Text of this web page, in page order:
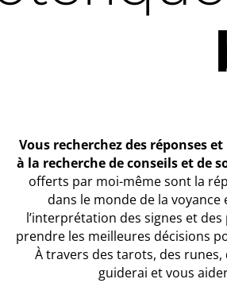
Vous recherchez des réponses
à la recherche de conseils et de
offerts par moi-même sont la
dans le monde de la
l’interprétation des signes et
prendre les meilleures décisions
À travers des tarots, des
guiderai et vous